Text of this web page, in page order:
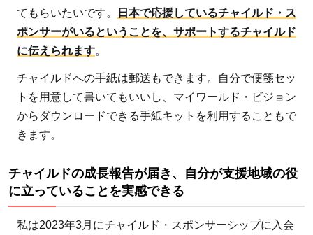
てもらいたいです。
日本で応援しているチャイルド・ス
ポンサーがいるということを、サポートするチャイルド
に伝えられます。
チャイルドへの手紙は郵送もできます。自分で便箋セッ
トを用意して書いてもいいし、マイワールド・ビジョン
からダウンロードできる手紙キットを利用することもで
きます。
チャイルドの成長報告が届き、自分が支援地域の役
に立っていることを実感できる
私は2023年3月にチャイルド・スポンサーシップに入会